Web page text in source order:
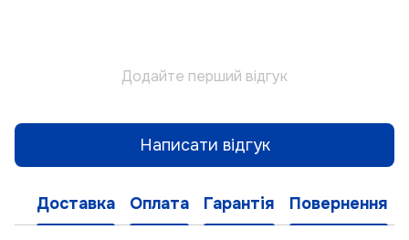
Додайте перший відгук
Написати відгук
Доставка Оплата Гарантія Повернення